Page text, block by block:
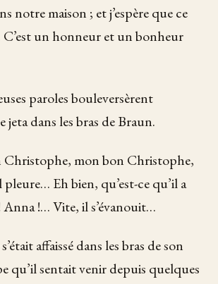
notre maison ; et j’espère que ce
C’est un honneur et un bonheur
paroles bouleversèrent
jeta dans les bras de Braun.
Christophe, mon bon Christophe,
Eh bien, qu’est-ce qu’il a
!… Vite, il s’évanouit…
affaissé dans les bras de son
qu’il sentait venir depuis quelques